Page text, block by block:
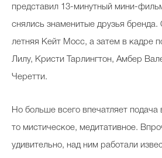
Выбор визажистов
Выбор косметолога
Celebrity дня
представил 13-минутный мини-
снялись знаменитые друзья
летняя Кейт Мосс, а затем в кадре
Лилу, Кристи Тарлингтон, Амбер
Черетти.
Но больше всего впечатляет подача
то мистическое, медитативное.
удивительно, над ним работали